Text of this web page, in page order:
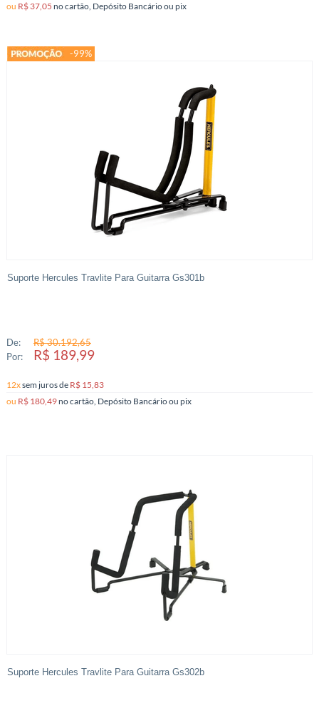
ou R$ 37,05 no cartão, Depósito Bancário ou pix
-99%
Suporte Hercules Travlite Para Guitarra Gs301b
De:
R$ 30.192,65
Por:
R$ 189,99
12xsem jurosde R$ 15,83
ou R$ 180,49 no cartão, Depósito Bancário ou pix
Suporte Hercules Travlite Para Guitarra Gs302b